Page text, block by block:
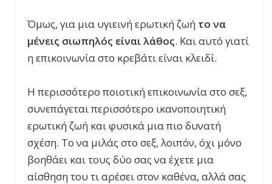
Όμως, για μια υγιεινή ερωτική ζωή το να
μένεις σιωπηλός είναι λάθος. Και αυτό γιατί
η επικοινωνία στο κρεβάτι είναι κλειδί.
Η περισσότερο ποιοτική επικοινωνία στο σεξ,
συνεπάγεται περισσότερο ικανοποιητική
ερωτική ζωή και φυσικά μια πιο δυνατή
σχέση. Το να μιλάς στο σεξ, λοιπόν, όχι μόνο
βοηθάει και τους δύο σας να έχετε μια
αίσθηση του τι αρέσει στον καθένα, αλλά σας